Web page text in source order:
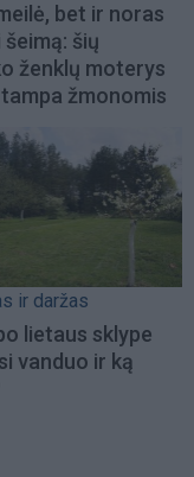
bet ir noras
šių
ženklų moterys
žmonomis
ir daržas
lietaus sklype
vanduo ir ką